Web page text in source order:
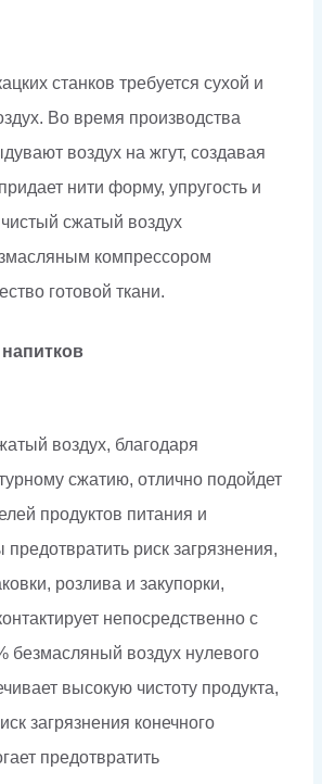
станков требуется сухой и
Во время производства
воздух на жгут, создавая
нити форму, упругость и
сжатый воздух
компрессором
готовой ткани.
воздух, благодаря
сжатию, отлично подойдет
продуктов питания и
риск загрязнения,
розлива и закупорки,
непосредственно с
безмасляный воздух нулевого
высокую чистоту продукта,
загрязнения конечного
предотвратить